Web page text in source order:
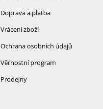
Doprava a platba
Vrácení zboží
Ochrana osobních údajů
Věrnostní program
Prodejny